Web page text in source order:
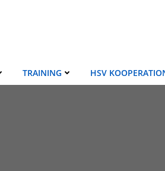
TRAINING HSV